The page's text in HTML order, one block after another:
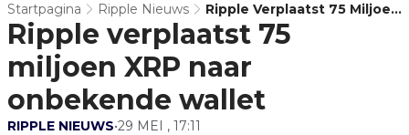
Startpagina Ripple Nieuws
Ripple Verplaatst 75 Miljoen
XRP Naar Onbekende
Wallet
Ripple verplaatst 75
miljoen XRP naar
onbekende wallet
RIPPLE NIEUWS•29 MEI , 17:11